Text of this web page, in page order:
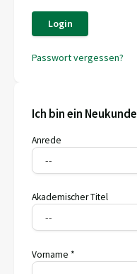
Login
Passwort vergessen?
Ich bin ein Neukunde
Anrede
--
Akademischer Titel
--
Vorname *